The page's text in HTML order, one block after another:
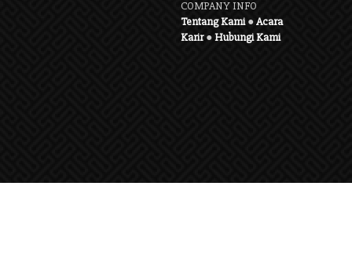
COMPANY INFO
Tentang Kami●Acara
Karir●Hubungi Kami